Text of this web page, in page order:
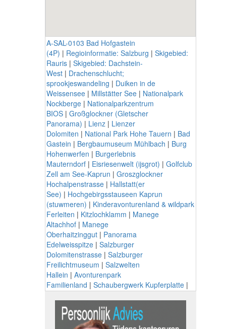
A-SAL-0103 Bad Hofgastein
(4P) | Regioinformatie: Salzburg | Skigebied:
Rauris | Skigebied: Dachstein-
West | Drachenschlucht;
sprookjeswandeling | Duiken in de
Weissensee | Millstätter See | Nationalpark
Nockberge | Nationalparkzentrum
BIOS | Großglockner (Gletscher
Panorama) | Lienz | Lienzer
Dolomiten | National Park Hohe Tauern | Bad
Gastein | Bergbaumuseum Mühlbach | Burg
Hohenwerfen | Burgerlebnis
Mauterndorf | Eisriesenwelt (ijsgrot) | Golfclub
Zell am See-Kaprun | Groszglockner
Hochalpenstrasse | Hallstatt(er
See) | Hochgebirgsstauseen Kaprun
(stuwmeren) | Kinderavonturenland & wildpark
Ferleiten | Kitzlochklamm | Manege
Altachhof | Manege
Oberhaitzinggut | Panorama
Edelweisspitze | Salzburger
Dolomitenstrasse | Salzburger
Freilichtmuseum | Salzwelten
Hallein | Avonturenpark
Familienland | Schaubergwerk Kupferplatte |